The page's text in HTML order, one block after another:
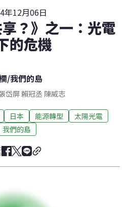
年12月06日
享？》之一：光電
的危機
/我們的島
岱屏 賴冠丞 陳威志
日本 能源轉型
太陽光電
我們的島